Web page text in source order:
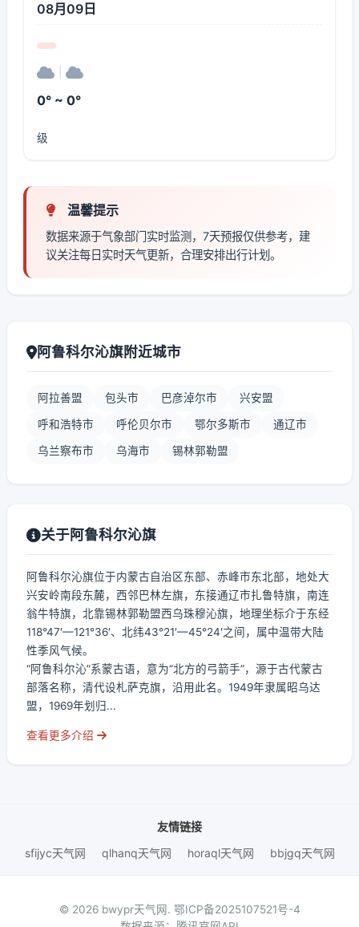
08月09日
0° ~ 0°
级
温馨提示
数据来源于气象部门实时监测，7天预报仅供参考，建
议关注每日实时天气更新，合理安排出行计划。
阿鲁科尔沁旗附近城市
阿拉善盟 包头市 巴彦淖尔市 兴安盟
呼和浩特市 呼伦贝尔市 鄂尔多斯市 通辽市
乌兰察布市 乌海市 锡林郭勒盟
关于阿鲁科尔沁旗
阿鲁科尔沁旗位于内蒙古自治区东部、赤峰市东北部，地处大
兴安岭南段东麓，西邻巴林左旗，东接通辽市扎鲁特旗，南连
翁牛特旗，北靠锡林郭勒盟西乌珠穆沁旗，地理坐标介于东经
118°47′—121°36′、北纬43°21′—45°24′之间，属中温带大陆
性季风气候。
“阿鲁科尔沁”系蒙古语，意为“北方的弓箭手”，源于古代蒙古
部落名称，清代设札萨克旗，沿用此名。1949年隶属昭乌达
盟，1969年划归...
查看更多介绍
友情链接
sfijyc天气网
qlhanq天气网 horaql天气网 bbjgq天气网
© 2026 bwypr天气网. 鄂ICP备2025107521号-4